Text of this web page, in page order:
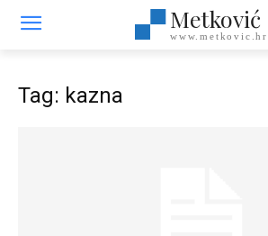
Metković
www.metkovic.hr
Tag: kazna